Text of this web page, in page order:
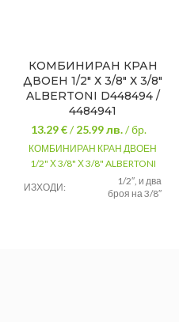
КОМБИНИРАН КРАН
ДВОЕН 1/2″ Х 3/8″ Х 3/8″
ALBERTONI D448494 /
4484941
13.29 €/25.99лв./ бр.
КОМБИНИРАН КРАН ДВОЕН
1/2" Х 3/8" Х 3/8" ALBERTONI
ИЗХОДИ:
1/2″, и два
броя на 3/8″